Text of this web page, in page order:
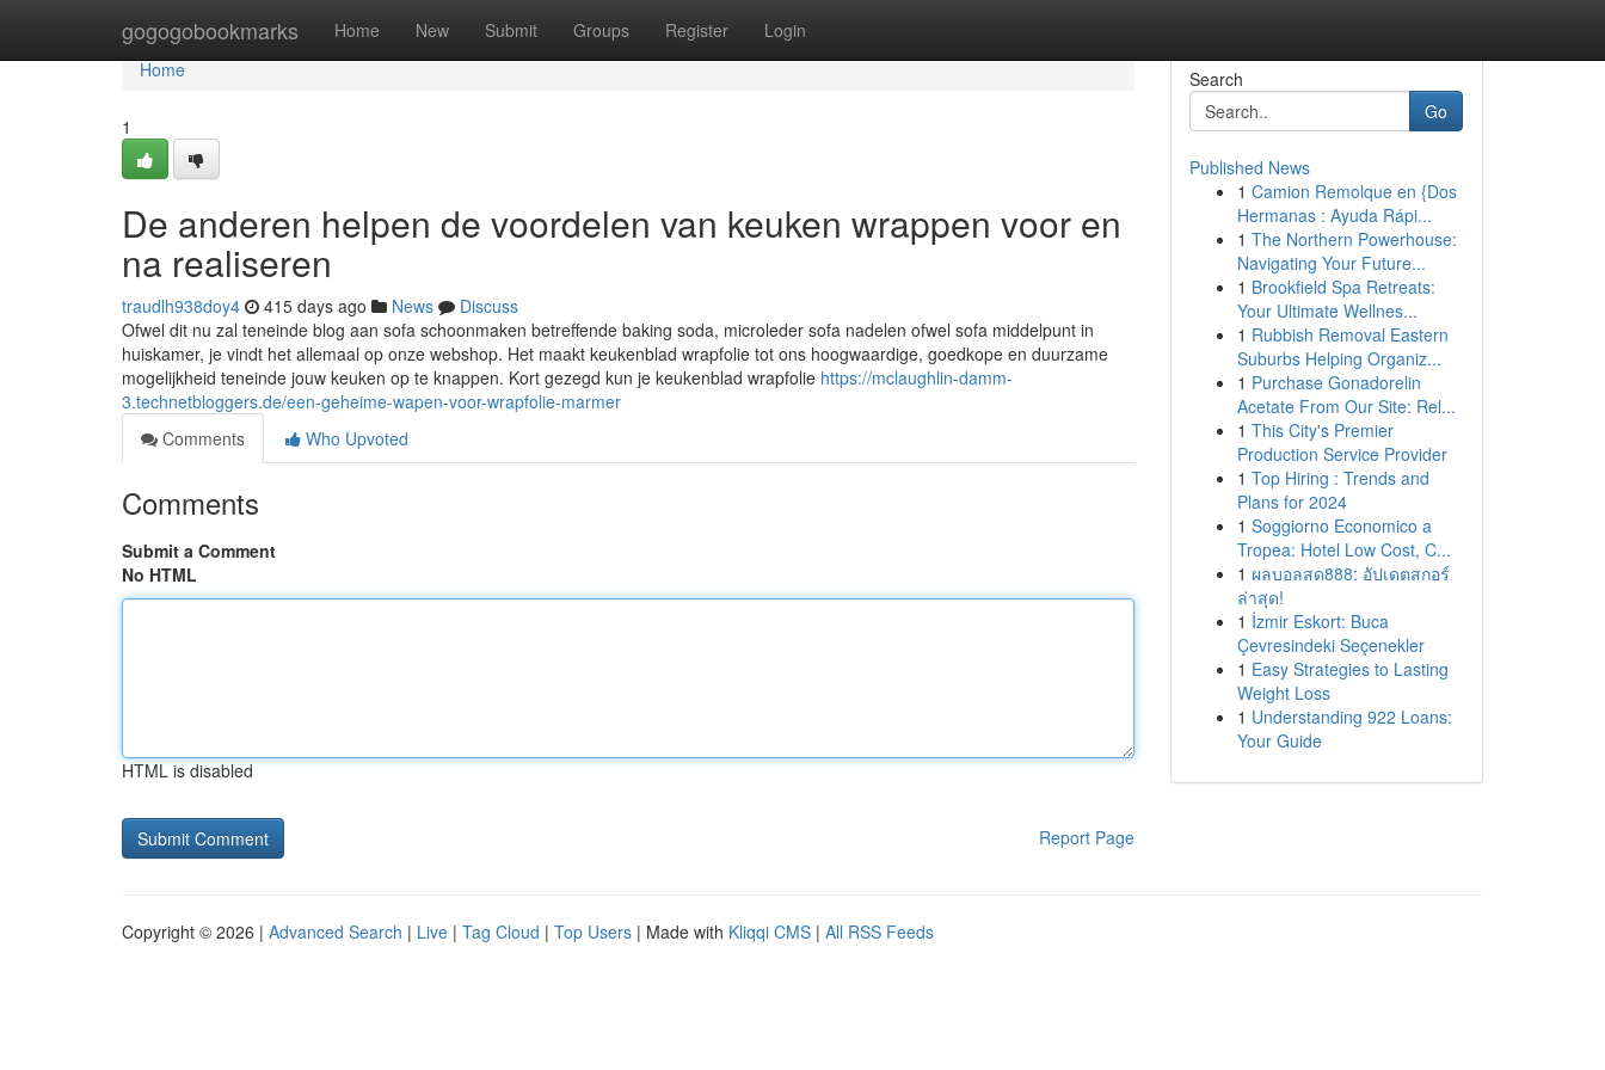
gogogobookmarks Home New Submit Groups Register Login
Home
Home
1
De anderen helpen de voordelen van keuken wrappen voor en
na realiseren
traudlh938doy4 415 days ago News
Discuss
Ofwel dit nu zal teneinde blog aan sofa schoonmaken betreffende baking soda, microleder sofa nadelen ofwel sofa middelpunt in
huiskamer, je vindt het allemaal op onze webshop. Het maakt keukenblad wrapfolie tot ons hoogwaardige, goedkope en duurzame
mogelijkheid teneinde jouw keuken op te knappen. Kort gezegd kun je keukenblad wrapfolie https://mclaughlin-damm-
3.technetbloggers.de/een-geheime-wapen-voor-wrapfolie-marmer
Comments
Who Upvoted
Comments
Submit a Comment
No HTML
HTML is disabled
Report Page
Search
Go
Published News
1 Camion Remolque en {Dos
Hermanas : Ayuda Rápi...
1 The Northern Powerhouse:
Navigating Your Future...
1 Brookfield Spa Retreats:
Your Ultimate Wellnes...
1 Rubbish Removal Eastern
Suburbs Helping Organiz...
1 Purchase Gonadorelin
Acetate From Our Site: Rel...
1 This City's Premier
Production Service Provider
1 Top Hiring : Trends and
Plans for 2024
1 Soggiorno Economico a
Tropea: Hotel Low Cost, C...
1 ผลบอลสด888: อัปเดตสกอร์
ล่าสุด!
1 İzmir Eskort: Buca
Çevresindeki Seçenekler
1 Easy Strategies to Lasting
Weight Loss
1 Understanding 922 Loans:
Your Guide
Copyright © 2026 | Advanced Search | Live | Tag Cloud | Top Users | Made with Kliqqi CMS | All RSS Feeds